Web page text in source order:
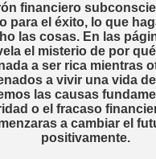
financiero
para el éxito, lo que
las cosas. En las
el misterio de por
a ser rica mientras
a vivir una vida
las causas
o el fracaso
a cambiar el
positivamente.